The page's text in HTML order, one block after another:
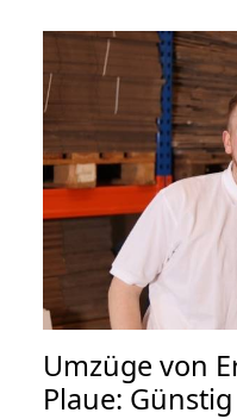
Umzüge von
Plaue: